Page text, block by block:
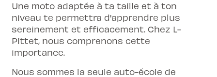
Une moto adaptée à ta taille et à ton
niveau te permettra d'apprendre plus
sereinement et efficacement. Chez L-
Pittet, nous comprenons cette
importance.
Nous sommes la seule auto-école de